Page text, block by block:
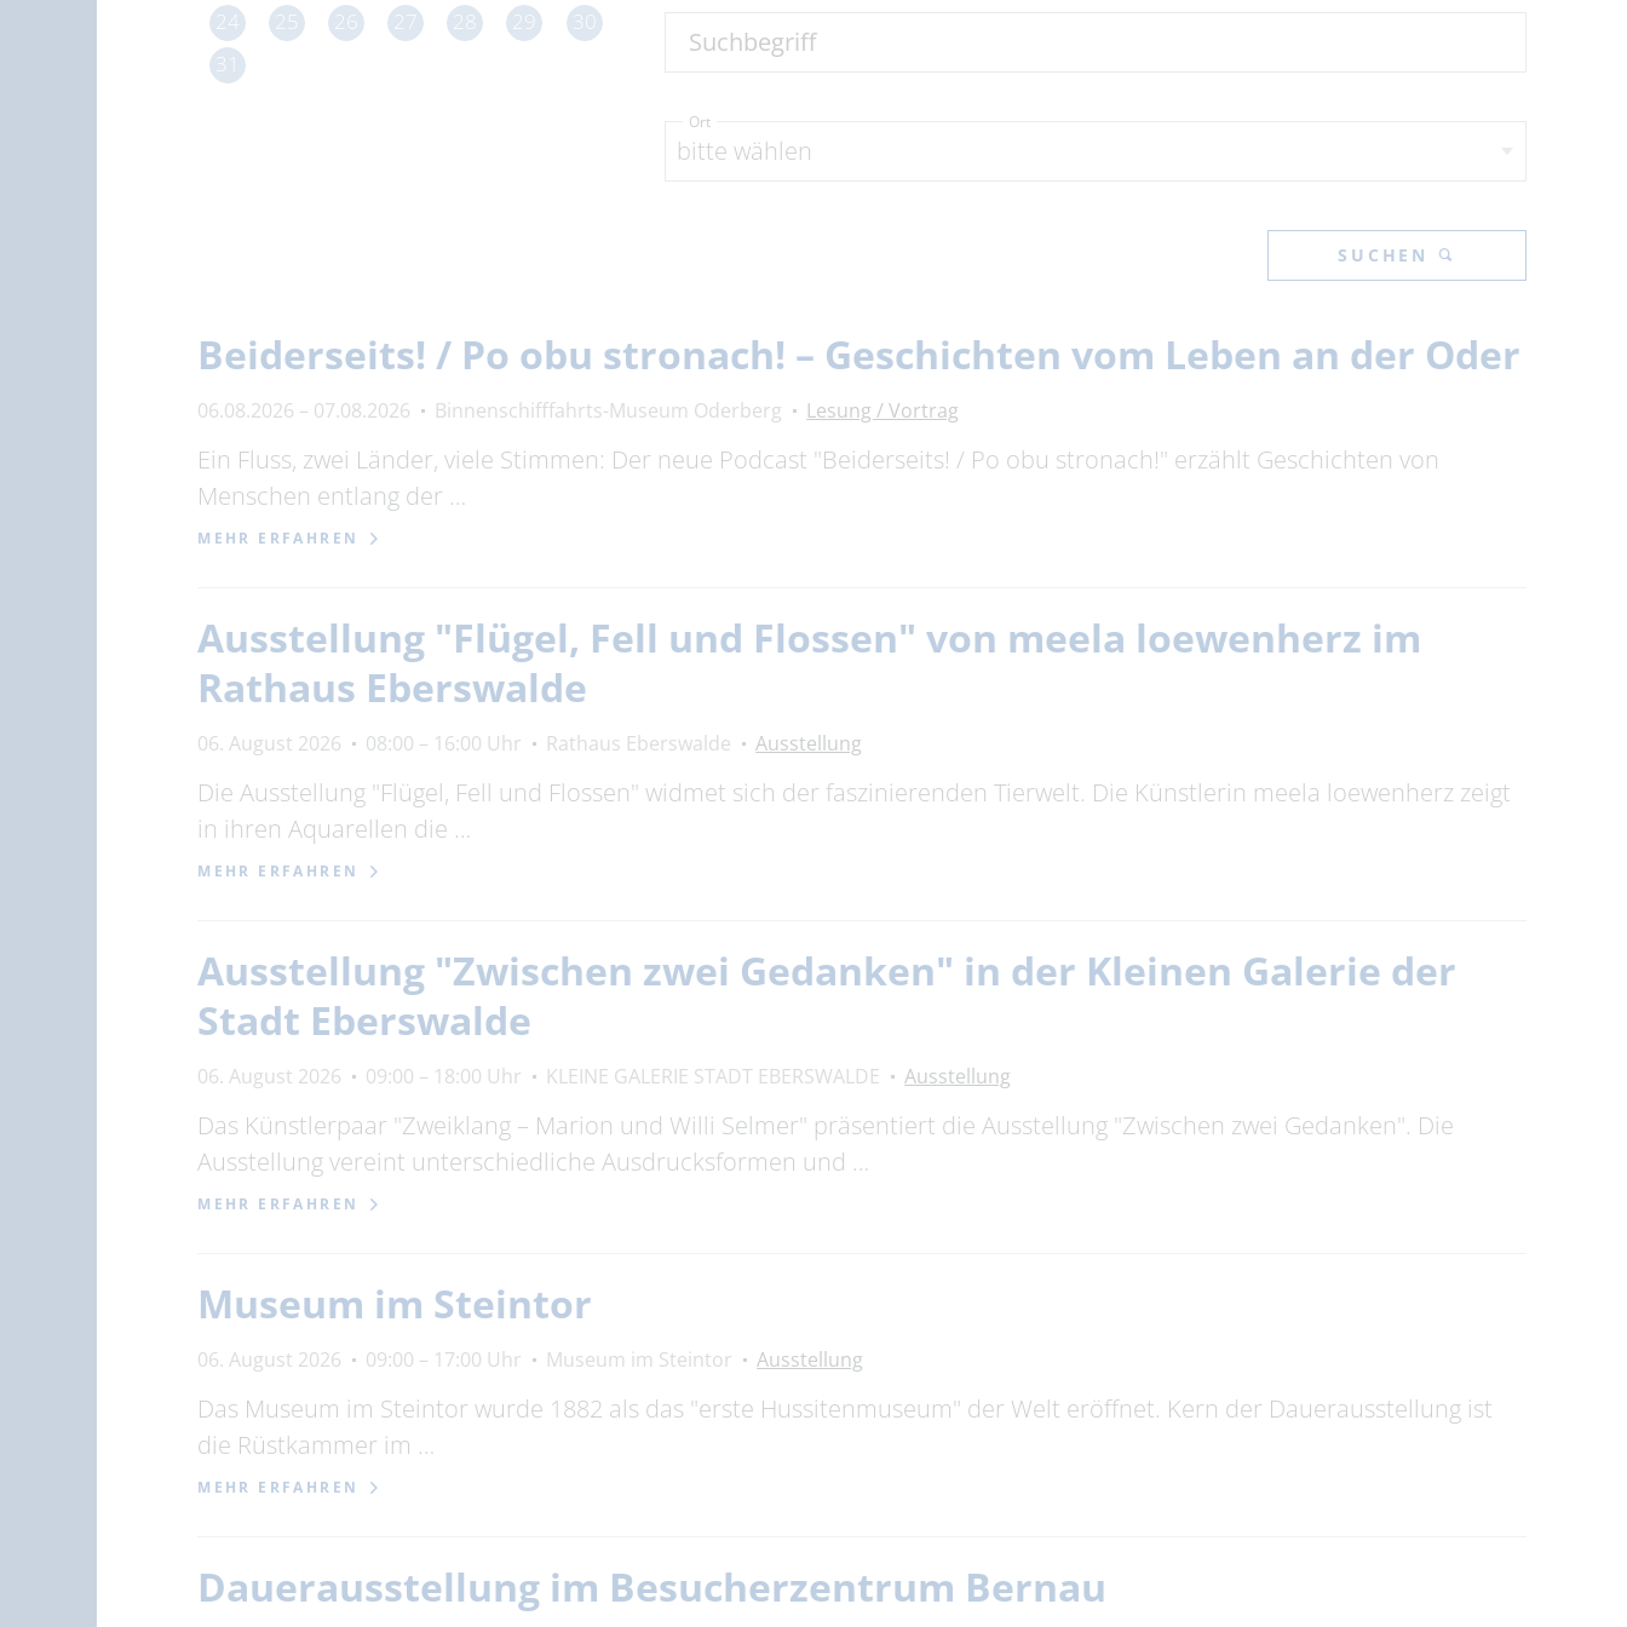
24 25 26 27 28 29
30
31
Suchbegriff
bitte wählen
Ort
SUCHEN
Beiderseits! / Po obu stronach! – Geschichten vom Leben an der Oder
06.08.2026 – 07.08.2026 Binnenschifffahrts-Museum Oderberg Lesung / Vortrag
Ein Fluss, zwei Länder, viele Stimmen: Der neue Podcast "Beiderseits! / Po obu stronach!" erzählt Geschichten von
Menschen entlang der …
MEHR ERFAHREN
Ausstellung "Flügel, Fell und Flossen" von meela loewenherz im
Rathaus Eberswalde
06. August 2026 08:00 – 16:00 Uhr Rathaus Eberswalde Ausstellung
Die Ausstellung "Flügel, Fell und Flossen" widmet sich der faszinierenden Tierwelt. Die Künstlerin meela loewenherz zeigt
in ihren Aquarellen die …
MEHR ERFAHREN
Ausstellung "Zwischen zwei Gedanken" in der Kleinen Galerie der
Stadt Eberswalde
06. August 2026 09:00 – 18:00 Uhr KLEINE GALERIE STADT EBERSWALDE Ausstellung
Das Künstlerpaar "Zweiklang – Marion und Willi Selmer" präsentiert die Ausstellung "Zwischen zwei Gedanken". Die
Ausstellung vereint unterschiedliche Ausdrucksformen und …
MEHR ERFAHREN
Museum im Steintor
06. August 2026 09:00 – 17:00 Uhr Museum im Steintor Ausstellung
Das Museum im Steintor wurde 1882 als das "erste Hussitenmuseum" der Welt eröffnet. Kern der Dauerausstellung ist
die Rüstkammer im …
MEHR ERFAHREN
Dauerausstellung im Besucherzentrum Bernau